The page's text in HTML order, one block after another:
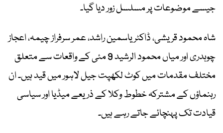
جیسے موضوعات پر مسلسل زور دیا گیا۔
شاہ محمود قریشی، ڈاکٹر یاسمین راشد، عمر سرفراز چیمہ، اعجاز
چوہدری اور میاں محمود الرشید 9 مئی کے واقعات سے متعلق
مختلف مقدمات میں کوٹ لکھپت جیل لاہور میں قید ہیں۔ ان
رہنماؤں کے مشترکہ خطوط وکلا کے ذریعے میڈیا اور سیاسی
قیادت تک پہنچائے جاتے رہے ہیں۔